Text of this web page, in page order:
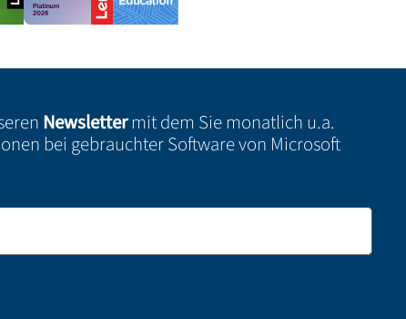
Newslettermit dem Sie monatlich u.a.
bei gebrauchter Software von Microsoft